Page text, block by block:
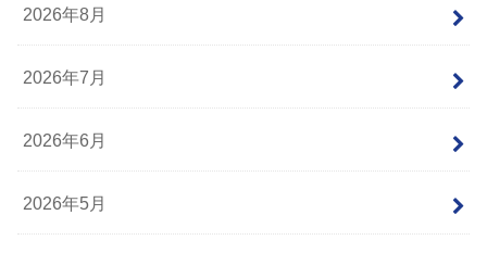
2026年8月
2026年7月
2026年6月
2026年5月